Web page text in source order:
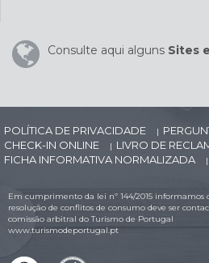
Consulte aqui alguns Sites
POLÍTICA DE PRIVACIDADE |
CHECK-IN ONLINE | LIVRO DE
FICHA INFORMATIVA NORMALIZADA |
Em cumprimento da lei nº 144/2015 informamos
resolução de conflitos de consumo deve ser
comissão arbitral do Turismo de Portugal
www.turismodeportugal.pt